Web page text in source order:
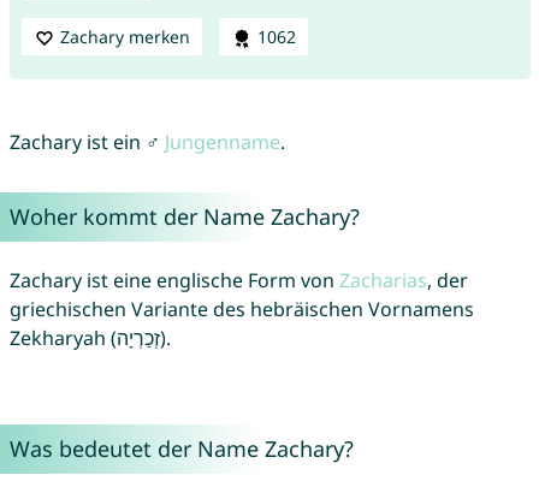
Zachary merken 1062
Zachary ist ein ♂ Jungenname.
Woher kommt der Name Zachary?
Zachary ist eine englische Form von Zacharias, der
griechischen Variante des hebräischen Vornamens
Zekharyah (זְכַרְיָה).
Was bedeutet der Name Zachary?